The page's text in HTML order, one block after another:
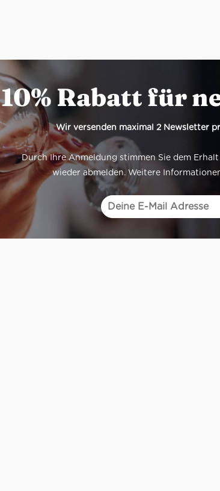
10% Rabatt für
Wir versenden maximal 2 Newsletter
Durch Ihre Anmeldung stimmen Sie dem
wieder abmelden. Weitere